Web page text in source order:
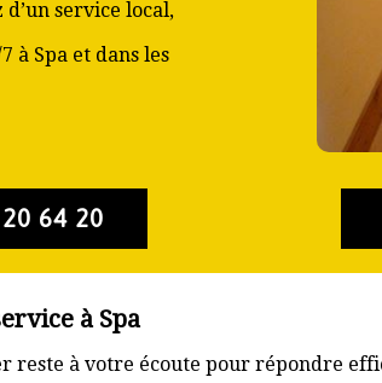
service local,
à Spa et dans les
64 20
à Spa
à votre écoute pour répondre